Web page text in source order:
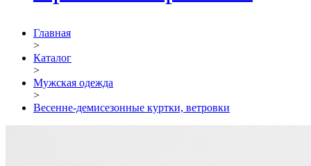
Главная
>
Каталог
>
Мужская одежда
>
Весенне-демисезонные куртки, ветровки